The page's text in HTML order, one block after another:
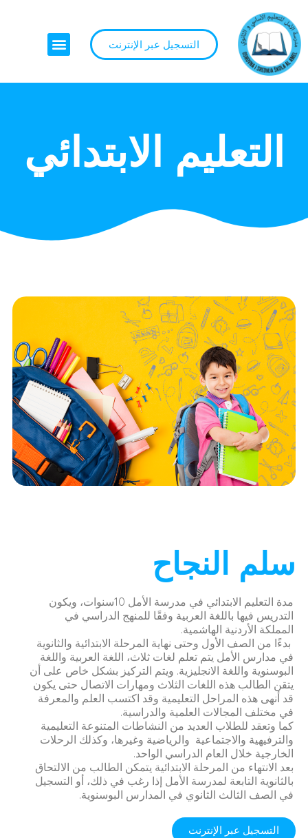
التسجيل عبر الإنترنت
التعليم الابتدائي
سلم النجاح
مدة التعليم الابتدائي في مدرسة الأمل 10سنوات، ويكون
التدريس فيها باللغة العربية وفقًا للمنهج الدراسي في
المملكة الأردنية الهاشمية.
بدءًا من الصف الأول وحتى نهاية المرحلة الابتدائية والثانوية
في مدارس الأمل يتم تعلم لغات ثلاث، اللغة العربية واللغة
البوسنوية واللغة الانجليزية. ويتم التركيز بشكل خاص على أن
يتقن الطالب هذه اللغات الثلاث ومهارات الاتصال حتى يكون
قد أنهى هذه المراحل التعليمية وقد اكتسب العلم والمعرفة
في مختلف المجالات العلمية والدراسية.
كما وتعقد للطلاب العديد من النشاطات المتنوعة التعليمية
والترفيهية والاجتماعية والرياضية وغيرها، وكذلك الرحلات
الخارجية خلال العام الدراسي الواحد.
بعد الانتهاء من المرحلة الابتدائية يتمكن الطالب من الالتحاق
بالثانوية التابعة لمدرسة الأمل إذا رغب في ذلك، أو التسجيل
في الصف الثالث الثانوي في المدارس البوسنوية.
التسجيل عبر الإنترنت